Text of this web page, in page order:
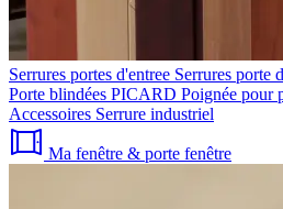
Serrures portes d'entree Serrures porte
Porte blindées PICARD Poignée pour
Accessoires Serrure industriel
Ma fenêtre & porte fenêtre